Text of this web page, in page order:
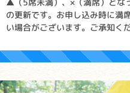
の更新です。お申し込み時に満
い場合がございます。ご承知くだ